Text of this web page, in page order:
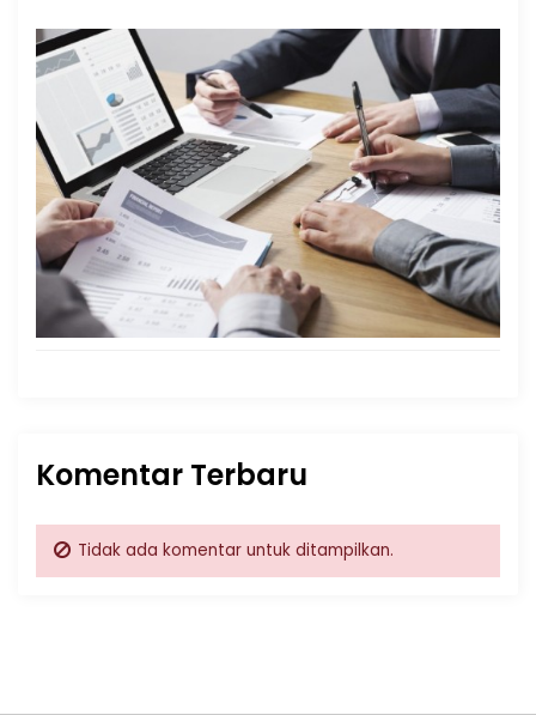
Komentar Terbaru
Tidak ada komentar untuk ditampilkan.